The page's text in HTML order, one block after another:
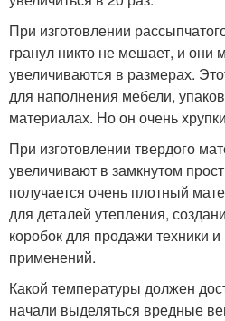
При изготовлении
гранул никто не мешает, и они
увеличиваются в размерах.
для наполнения мебели,
материалах. Но он очень
При изготовлении твердого
увеличивают в замкнутом
получается очень плотный
для деталей утепления,
коробок для продажи техники
применений.
Какой температуры должен
начали выделяться вредные